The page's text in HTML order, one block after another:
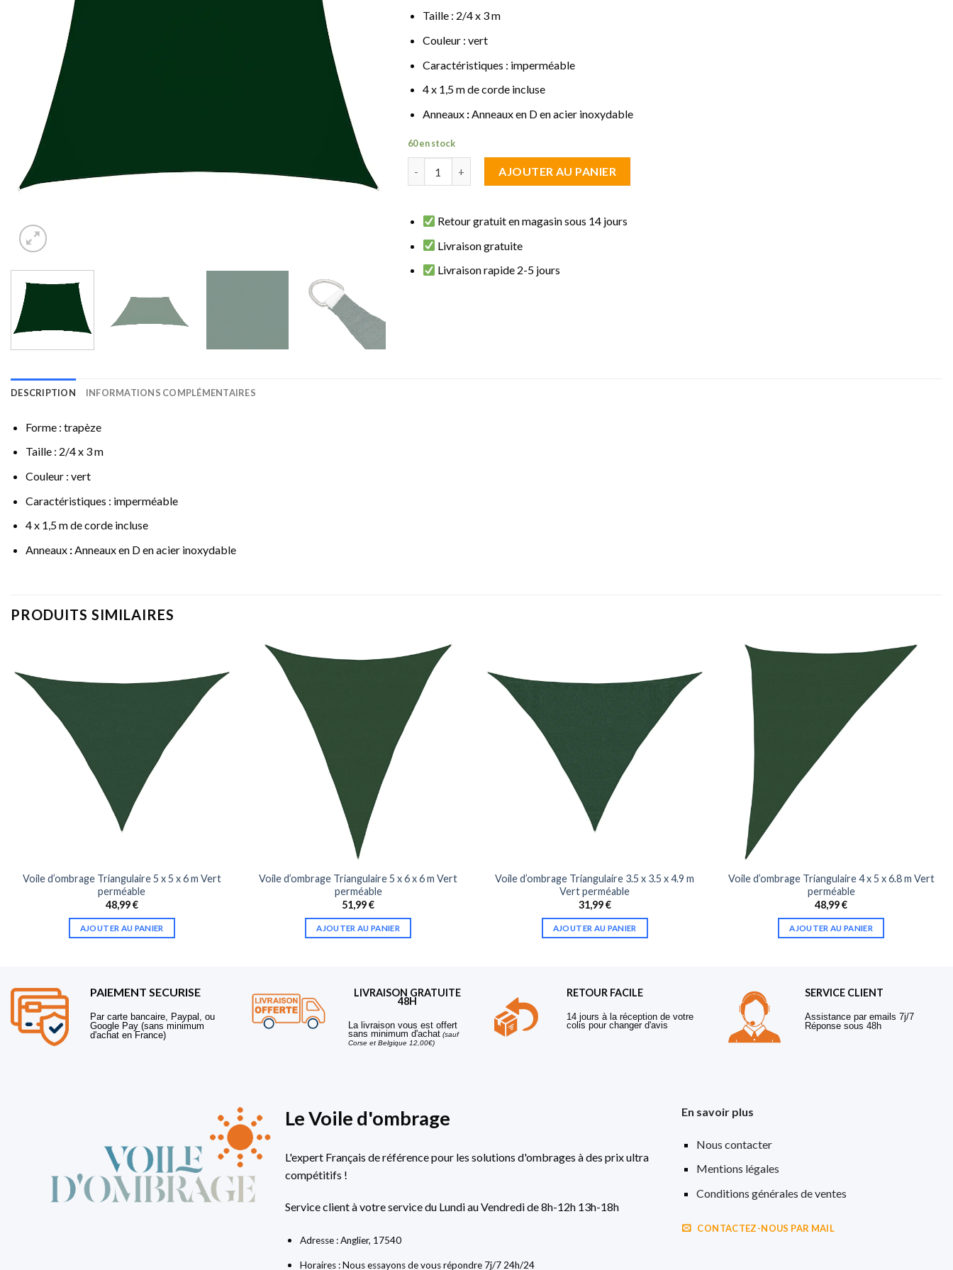
Taille : 2/4 x 3 m
Couleur : vert
Caractéristiques : imperméable
4 x 1,5 m de corde incluse
Anneaux: Anneaux en D en acier inoxydable
60 en stock
AJOUTER AU PANIER
Retour gratuit en magasin sous 14 jours
Livraison gratuite
Livraison rapide 2-5 jours
DESCRIPTION INFORMATIONS COMPLÉMENTAIRES
Forme : trapèze
Taille : 2/4 x 3 m
Couleur : vert
Caractéristiques : imperméable
4 x 1,5 m de corde incluse
Anneaux:Anneaux en D en acier inoxydable
PRODUITS SIMILAIRES
Voile d’ombrage Triangulaire 5 x 5 x 6 m Vert
perméable
48,99€
AJOUTER AU PANIER
Voile d’ombrage Triangulaire 5 x 6 x 6 m Vert
perméable
51,99€
AJOUTER AU PANIER
Voile d’ombrage Triangulaire 3.5 x 3.5 x 4.9 m
Vert perméable
31,99€
AJOUTER AU PANIER
Voile d’ombrage Triangulaire 4 x 5 x 6.8 m Vert
perméable
48,99€
AJOUTER AU PANIER
PAIEMENT SECURISE
Par carte bancaire, Paypal, ou
Google Pay (sans minimum
d'achat en France)
LIVRAISON GRATUITE
48H
La livraison vous est offert
sans minimum d'achat (sauf
Corse et Belgique 12,00€)
RETOUR FACILE
14 jours à la réception de votre
colis pour changer d'avis
SERVICE CLIENT
Assistance par emails 7j/7
Réponse sous 48h
Le Voile d'ombrage
L'expert Français de référence pour les solutions d'ombrages à des prix ultra
compétitifs !
Service client à votre service du Lundi au Vendredi de 8h-12h 13h-18h
Adresse : Anglier, 17540
Horaires : Nous essayons de vous répondre 7j/7 24h/24
En savoir plus
Nous contacter
Mentions légales
Conditions générales de ventes
CONTACTEZ-NOUS PAR MAIL